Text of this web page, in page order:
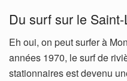
Du surf sur le
Eh oui, on peut surfer à
années 1970, le surf de
stationnaires est devenu